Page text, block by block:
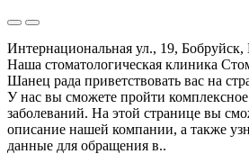
Интернациональная ул., 19, Бобруйск,
Наша стоматологическая клиника
Шанец рада приветствовать вас на
У нас вы сможете пройти
заболеваний. На этой странице вы
описание нашей компании, а также
данные для обращения в..